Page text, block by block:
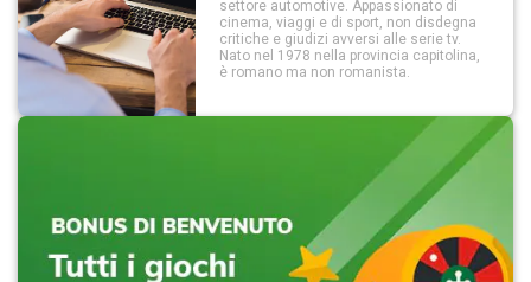
settore automotive. Appassionato di
cinema, viaggi e di sport, non disdegna
critiche e giudizi avversi alle serie tv.
Nato nel 1978 nella provincia capitolina,
è romano ma non romanista.